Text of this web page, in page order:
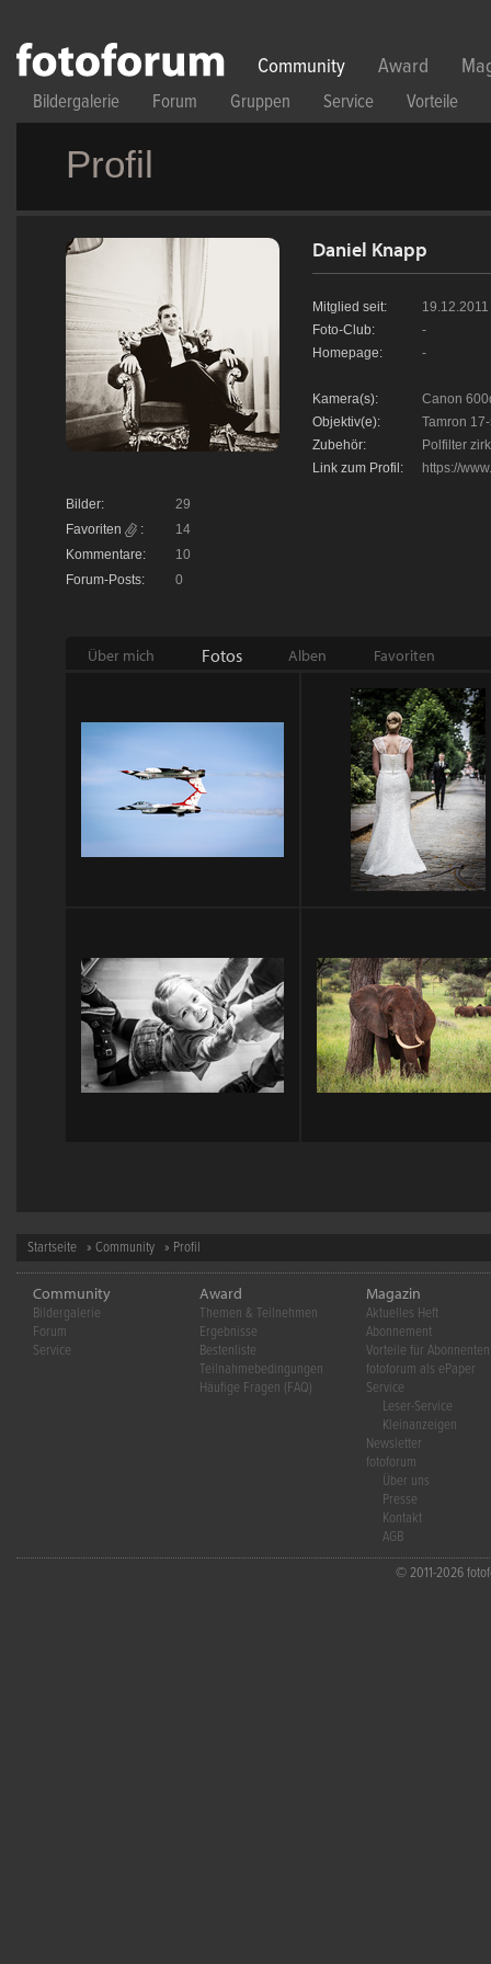
Community Award
Bildergalerie Forum Gruppen Service Vorteile
Profil
Bilder:
29
Favoriten
:
14
Kommentare:
10
Forum-Posts:
0
Daniel Knapp
Mitglied seit:
19.12.2011
Foto-Club:
-
Homepage:
-
Kamera(s):
Canon
Objektiv(e):
Tamron
Zubehör:
Polfilter
Link zum Profil:
https://
Über mich Fotos Alben Favoriten
Startseite » Community » Profil
Community
Bildergalerie
Forum
Service
Award
Themen & Teilnehmen
Ergebnisse
Bestenliste
Teilnahmebedingungen
Häufige Fragen (FAQ)
Magazin
Aktuelles Heft
Abonnement
Vorteile für Abonnenten
fotoforum als ePaper
Service
Leser-Service
Kleinanzeigen
Newsletter
fotoforum
Über uns
Presse
Kontakt
AGB
© 2011-2026